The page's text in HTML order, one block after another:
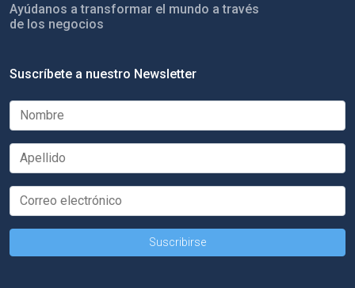
Ayúdanos a transformar el mundo a través
de los negocios
Suscríbete a nuestro Newsletter